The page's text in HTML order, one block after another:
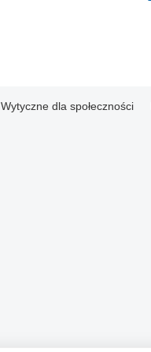
Wytyczne dla społeczności